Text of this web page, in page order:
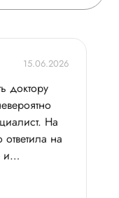
КАЧЕСТВА
15.06.2026
доктору
На
на
и